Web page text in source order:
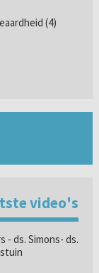
(4)
video's
- ds. Simons- ds.